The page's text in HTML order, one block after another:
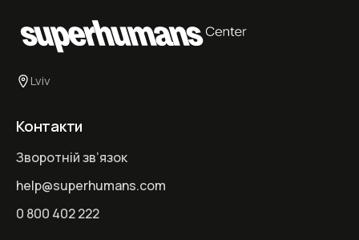
Lviv
Контакти
Зворотній зв’язок
help@superhumans.com
0 800 402 222